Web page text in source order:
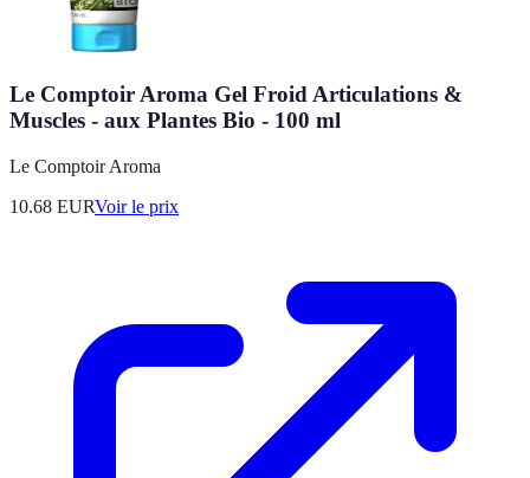
Le Comptoir Aroma Gel Froid Articulations &
Muscles - aux Plantes Bio - 100 ml
Le Comptoir Aroma
10.68 EURVoir le prix